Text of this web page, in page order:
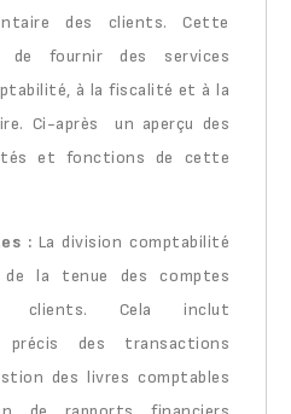
des clients. Cette
de fournir des services
à la fiscalité et à la
Ci-après un aperçu des
et fonctions de cette
: La division comptabilité
de la tenue des comptes
clients. Cela inclut
précis des transactions
des livres comptables